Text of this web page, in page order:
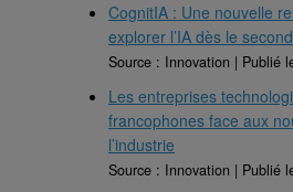
CognitIA : Une nouvelle
explorer l’IA dès le
Source : Innovation Publié
Les entreprises
francophones face aux
l’industrie
Source : Innovation Publié